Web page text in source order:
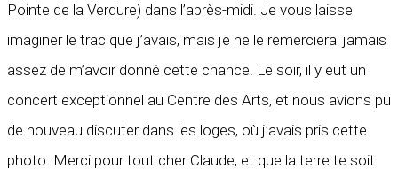
Pointe de la Verdure) dans l’après-midi. Je vous laisse
imaginer le trac que j’avais, mais je ne le remercierai jamais
assez de m’avoir donné cette chance. Le soir, il y eut un
concert exceptionnel au Centre des Arts, et nous avions pu
de nouveau discuter dans les loges, où j’avais pris cette
photo. Merci pour tout cher Claude, et que la terre te soit